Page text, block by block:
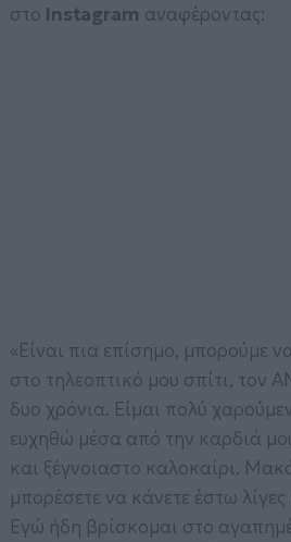
στο Instagram αναφέροντας:
«Είναι πια επίσημο, μπορούμε
στο τηλεοπτικό μου σπίτι, τον
δυο χρόνια. Είμαι πολύ
ευχηθώ μέσα από την καρδιά
και ξέγνοιαστο καλοκαίρι.
μπορέσετε να κάνετε έστω
Εγώ ήδη βρίσκομαι στο